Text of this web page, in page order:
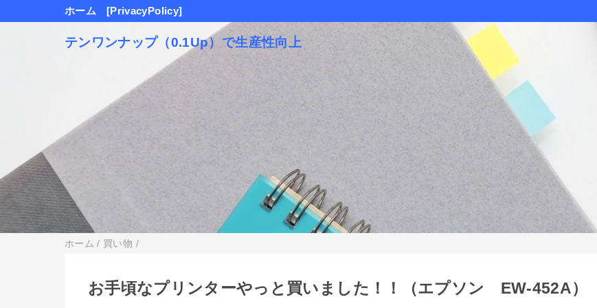
ホーム [PrivacyPolicy]
テンワンナップ（0.1Up）で生産性向上
ホーム / 買い物 /
お手頃なプリンターやっと買いました！！（エプソン EW-452A）